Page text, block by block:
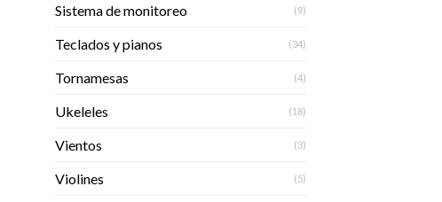
Sistema de monitoreo (9)
Teclados y pianos (34)
Tornamesas (4)
Ukeleles (18)
Vientos (3)
Violines (5)